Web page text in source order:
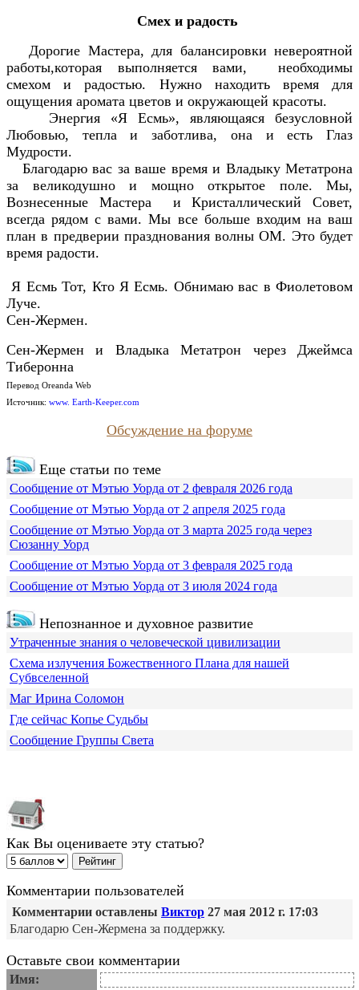
Смех и радость
Дорогие Мастера, для балансировки невероятной
работы,которая выполняется вами, необходимы
смехом и радостью. Нужно находить время для
ощущения аромата цветов и окружающей красоты.
Энергия «Я Есмь», являющаяся безусловной
Любовью, тепла и заботлива, она и есть Глаз
Мудрости.
Благодарю вас за ваше время и Владыку Метатрона
за великодушно и мощно открытое поле. Мы,
Вознесенные Мастера и Кристаллический Совет,
всегда рядом с вами. Мы все больше входим на ваш
план в предверии празднования волны ОМ. Это будет
время радости.
Я Есмь Тот, Кто Я Есмь. Обнимаю вас в Фиолетовом
Луче.
Сен-Жермен.
Сен-Жермен и Владыка Метатрон через Джеймса
Тиберонна
Перевод Oreanda Web
Источник: www. Earth-Keeper.com
Обсуждение на форуме
Еще статьи по теме
Сообщение от Мэтью Уорда от 2 февраля 2026 года
Сообщение от Мэтью Уорда от 2 апреля 2025 года
Сообщение от Мэтью Уорда от 3 марта 2025 года через
Сюзанну Уорд
Сообщение от Мэтью Уорда от 3 февраля 2025 года
Сообщение от Мэтью Уорда от 3 июля 2024 года
Непознанное и духовное развитие
Утраченные знания о человеческой цивилизации
Схема излучения Божественного Плана для нашей
Субвселенной
Маг Ирина Соломон
Где сейчас Копье Судьбы
Сообщение Группы Света
Как Вы оцениваете эту статью?
Комментарии пользователей
Комментарии оставлены Виктор 27 мая 2012 г. 17:03
Благодарю Сен-Жермена за поддержку.
Оставьте свои комментарии
Имя: